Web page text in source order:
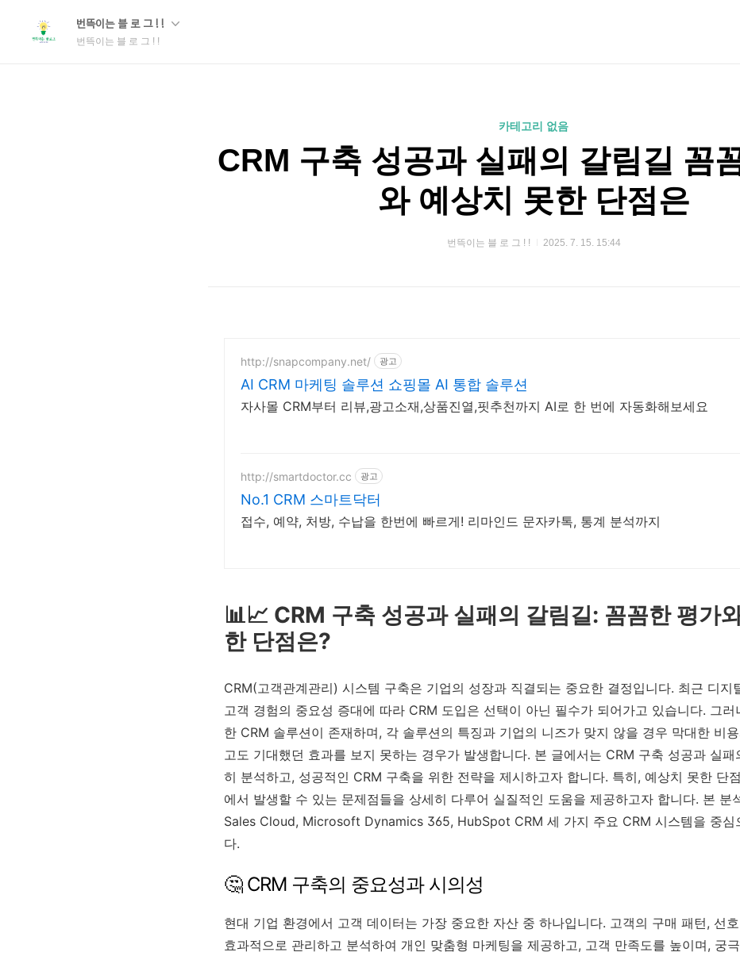
번뜩이는 블 로 그 ! !
번뜩이는 블 로 그 ! !
카테고리 없음
CRM 구축 성공과 실패의 갈림길 꼼
와 예상치 못한 단점은
번뜩이는 블 로 그 ! ! 2025. 7. 15. 15:44
http://snapcompany.net/ 광고
AI CRM 마케팅 솔루션 쇼핑몰 AI 통합 솔루션
자사몰 CRM부터 리뷰,광고소재,상품진열,핏추천까지 AI로 한 번에 자동화해보세요
http://smartdoctor.cc 광고
No.1 CRM 스마트닥터
접수, 예약, 처방, 수납을 한번에 빠르게! 리마인드 문자카톡, 통계 분석까지
📊📈 CRM 구축 성공과 실패의 갈림길: 꼼꼼한 평가
한 단점은?
CRM(고객관계관리) 시스템 구축은 기업의 성장과 직결되는 중요한 결정입니다. 최근 디지
고객 경험의 중요성 증대에 따라 CRM 도입은 선택이 아닌 필수가 되어가고 있습니다. 그
한 CRM 솔루션이 존재하며, 각 솔루션의 특징과 기업의 니즈가 맞지 않을 경우 막대한 비
고도 기대했던 효과를 보지 못하는 경우가 발생합니다. 본 글에서는 CRM 구축 성공과 실패
히 분석하고, 성공적인 CRM 구축을 위한 전략을 제시하고자 합니다. 특히, 예상치 못한 단
에서 발생할 수 있는 문제점들을 상세히 다루어 실질적인 도움을 제공하고자 합니다. 본 분
Sales Cloud, Microsoft Dynamics 365, HubSpot CRM 세 가지 주요 CRM 시스템을 중심
다.
🤔 CRM 구축의 중요성과 시의성
현대 기업 환경에서 고객 데이터는 가장 중요한 자산 중 하나입니다. 고객의 구매 패턴, 선
효과적으로 관리하고 분석하여 개인 맞춤형 마케팅을 제공하고, 고객 만족도를 높이며, 궁